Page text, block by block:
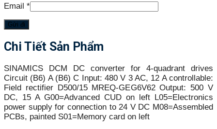
Email *
Chi Tiết Sản Phẩm
SINAMICS DCM DC converter for 4-quadrant drives
Circuit (B6) A (B6) C Input: 480 V 3 AC, 12 A controllable:
Field rectifier D500/15 MREQ-GEG6V62 Output: 500 V
DC, 15 A G00=Advanced CUD on left L05=Electronics
power supply for connection to 24 V DC M08=Assembled
PCBs, painted S01=Memory card on left